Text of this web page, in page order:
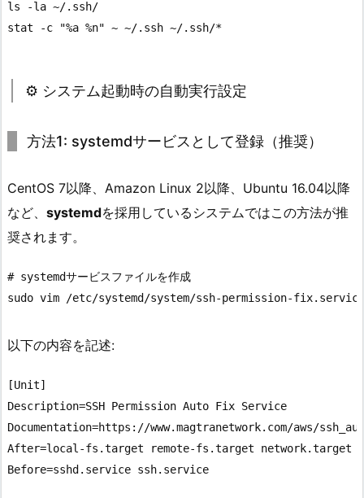
ls -la ~/.ssh/
⚙️ システム起動時の自動実行設定
方法1: systemdサービスとして登録（推奨）
CentOS 7以降、Amazon Linux 2以降、Ubuntu 16.04以降
など、 systemdを採用しているシステムではこの方法が推
奨されます。
# systemdサービスファイルを作成
以下の内容を記述:
[Unit]
Description=SSH Permission Auto Fix Service
Documentation=https://www.magtranetwork.com/aws/
After=local-fs.target remote-fs.target network.target
Before=sshd.service ssh.service